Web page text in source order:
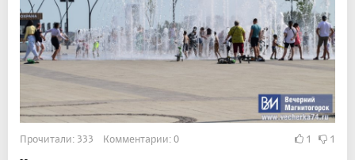
Прочитали: 333 Комментарии: 0 1 1